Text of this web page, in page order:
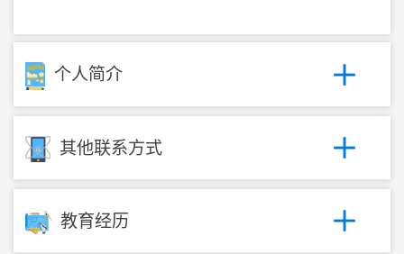
个人简介
其他联系方式
教育经历